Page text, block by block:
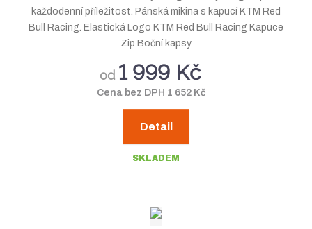
každodenní příležitost. Pánská mikina s kapucí KTM Red
Bull Racing. Elastická Logo KTM Red Bull Racing Kapuce
Zip Boční kapsy
od 1 999 Kč
Cena bez DPH 1 652 Kč
Detail
SKLADEM